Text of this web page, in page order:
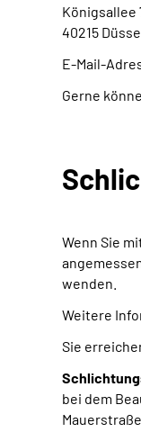
Königsallee
40215
E-Mail-
Gerne
Wenn Sie
wenden.
Weitere
Sie
bei dem